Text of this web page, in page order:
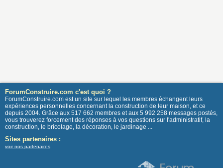
ForumConstruire.com c'est quoi ?
ForumConstruire.com est un site sur lequel les membres échangent leurs
expériences personnelles concernant la construction de leur maison, et ce
depuis 2004. Grâce aux 517 662 membres et aux 5 992 258 messages postés,
vous trouverez forcement des réponses à vos questions sur l'administratif, la
construction, le bricolage, la décoration, le jardinage ...
Sites partenaires :
voir nos partenaires